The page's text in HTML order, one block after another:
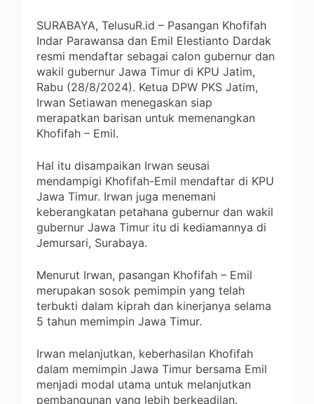
SURABAYA, TelusuR.id – Pasangan Khofifah
Indar Parawansa dan Emil Elestianto Dardak
resmi mendaftar sebagai calon gubernur dan
wakil gubernur Jawa Timur di KPU Jatim,
Rabu (28/8/2024). Ketua DPW PKS Jatim,
Irwan Setiawan menegaskan siap
merapatkan barisan untuk memenangkan
Khofifah – Emil.
Hal itu disampaikan Irwan seusai
mendampigi Khofifah-Emil mendaftar di KPU
Jawa Timur. Irwan juga menemani
keberangkatan petahana gubernur dan wakil
gubernur Jawa Timur itu di kediamannya di
Jemursari, Surabaya.
Menurut Irwan, pasangan Khofifah – Emil
merupakan sosok pemimpin yang telah
terbukti dalam kiprah dan kinerjanya selama
5 tahun memimpin Jawa Timur.
Irwan melanjutkan, keberhasilan Khofifah
dalam memimpin Jawa Timur bersama Emil
menjadi modal utama untuk melanjutkan
pembangunan yang lebih berkeadilan.